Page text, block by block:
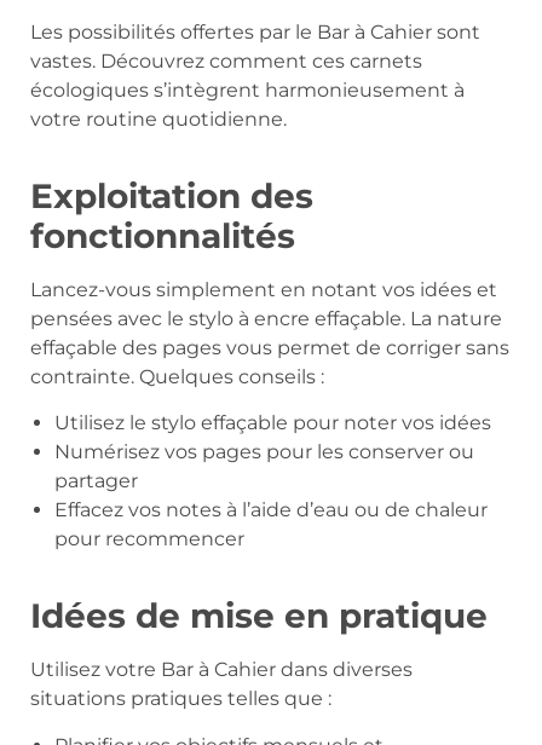
Les possibilités offertes par le Bar à Cahier sont
vastes. Découvrez comment ces carnets
écologiques s’intègrent harmonieusement à
votre routine quotidienne.
Exploitation des
fonctionnalités
Lancez-vous simplement en notant vos idées et
pensées avec le stylo à encre effaçable. La nature
effaçable des pages vous permet de corriger sans
contrainte. Quelques conseils :
Utilisez le stylo effaçable pour noter vos idées
Numérisez vos pages pour les conserver ou
partager
Effacez vos notes à l’aide d’eau ou de chaleur
pour recommencer
Idées de mise en pratique
Utilisez votre Bar à Cahier dans diverses
situations pratiques telles que :